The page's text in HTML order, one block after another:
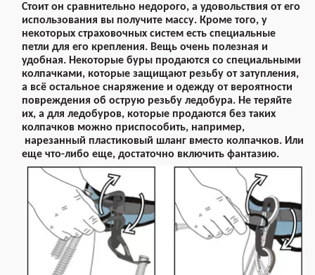
Стоит он сравнительно недорого, а удовольствия от его
использования вы получите массу. Кроме того, у
некоторых страховочных систем есть специальные
петли для его крепления. Вещь очень полезная и
удобная. Некоторые буры продаются со специальными
колпачками, которые защищают резьбу от затупления,
а всё остальное снаряжение и одежду от вероятности
повреждения об острую резьбу ледобура. Не теряйте
их, а для ледобуров, которые продаются без таких
колпачков можно приспособить, например,
нарезанный пластиковый шланг вместо колпачков. Или
еще что-либо еще, достаточно включить фантазию.